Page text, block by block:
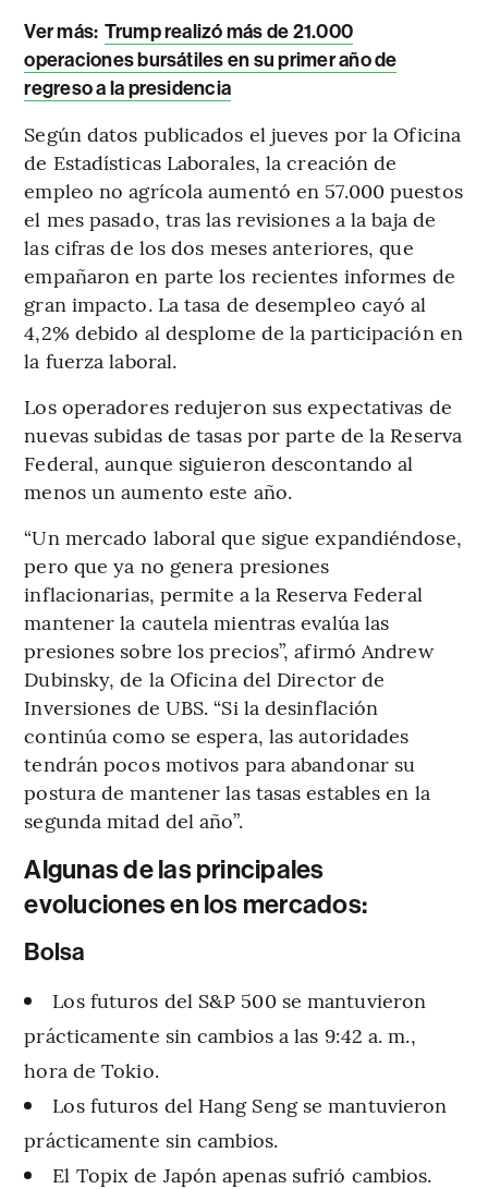
Ver más: Trump realizó más de 21.000
operaciones bursátiles en su primer año de
regreso a la presidencia
Según datos publicados el jueves por la Oficina
de Estadísticas Laborales, la creación de
empleo no agrícola aumentó en 57.000 puestos
el mes pasado, tras las revisiones a la baja de
las cifras de los dos meses anteriores, que
empañaron en parte los recientes informes de
gran impacto. La tasa de desempleo cayó al
4,2% debido al desplome de la participación en
la fuerza laboral.
Los operadores redujeron sus expectativas de
nuevas subidas de tasas por parte de la Reserva
Federal, aunque siguieron descontando al
menos un aumento este año.
“Un mercado laboral que sigue expandiéndose,
pero que ya no genera presiones
inflacionarias, permite a la Reserva Federal
mantener la cautela mientras evalúa las
presiones sobre los precios”, afirmó Andrew
Dubinsky, de la Oficina del Director de
Inversiones de UBS. “Si la desinflación
continúa como se espera, las autoridades
tendrán pocos motivos para abandonar su
postura de mantener las tasas estables en la
segunda mitad del año”.
Algunas de las principales
evoluciones en los mercados:
Bolsa
Los futuros del S&P 500 se mantuvieron
prácticamente sin cambios a las 9:42 a. m.,
hora de Tokio.
Los futuros del Hang Seng se mantuvieron
prácticamente sin cambios.
El Topix de Japón apenas sufrió cambios.